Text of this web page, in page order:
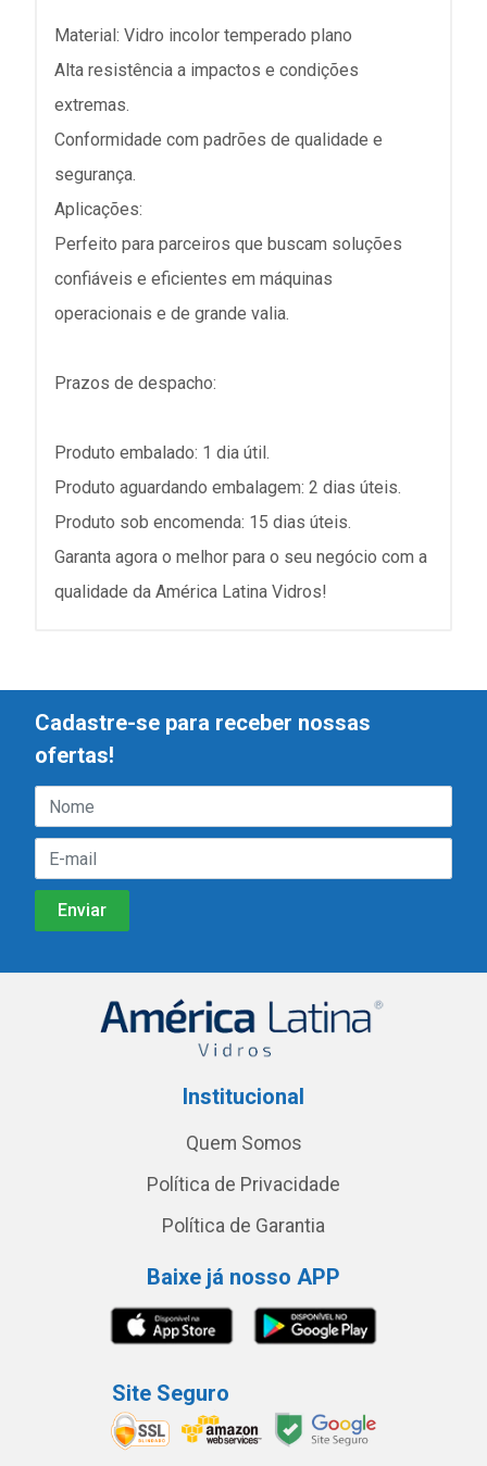
Material: Vidro incolor temperado plano
Alta resistência a impactos e condições
extremas.
Conformidade com padrões de qualidade e
segurança.
Aplicações:
Perfeito para parceiros que buscam soluções
confiáveis e eficientes em máquinas
operacionais e de grande valia.
Prazos de despacho:
Produto embalado: 1 dia útil.
Produto aguardando embalagem: 2 dias úteis.
Produto sob encomenda: 15 dias úteis.
Garanta agora o melhor para o seu negócio com a
qualidade da América Latina Vidros!
Cadastre-se para receber nossas
ofertas!
Institucional
Quem Somos
Política de Privacidade
Política de Garantia
Baixe já nosso APP
Site Seguro